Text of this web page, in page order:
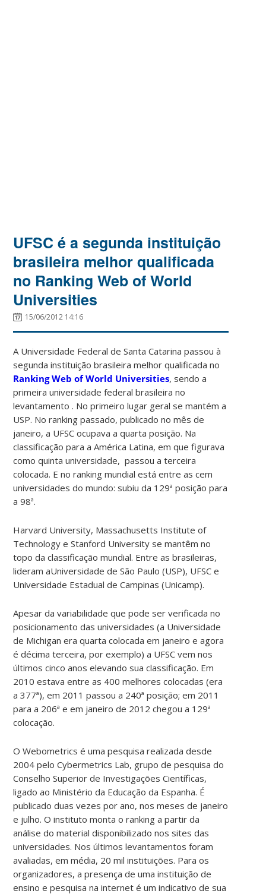
UFSC é a segunda instituição
brasileira melhor qualificada
no Ranking Web of World
Universities
15/06/2012 14:16
A Universidade Federal de Santa Catarina passou à
segunda instituição brasileira melhor qualificada no
Ranking Web of World Universities, sendo a
primeira universidade federal brasileira no
levantamento . No primeiro lugar geral se mantém a
USP. No ranking passado, publicado no mês de
janeiro, a UFSC ocupava a quarta posição. Na
classificação para a América Latina, em que figurava
como quinta universidade, passou a terceira
colocada. E no ranking mundial está entre as cem
universidades do mundo: subiu da 129ª posição para
a 98ª.
Harvard University, Massachusetts Institute of
Technology e Stanford University se mantêm no
topo da classificação mundial. Entre as brasileiras,
lideram aUniversidade de São Paulo (USP), UFSC e
Universidade Estadual de Campinas (Unicamp).
Apesar da variabilidade que pode ser verificada no
posicionamento das universidades (a Universidade
de Michigan era quarta colocada em janeiro e agora
é décima terceira, por exemplo) a UFSC vem nos
últimos cinco anos elevando sua classificação. Em
2010 estava entre as 400 melhores colocadas (era
a 377ª), em 2011 passou a 240ª posição; em 2011
para a 206ª e em janeiro de 2012 chegou a 129ª
colocação.
O Webometrics é uma pesquisa realizada desde
2004 pelo Cybermetrics Lab, grupo de pesquisa do
Conselho Superior de Investigações Científicas,
ligado ao Ministério da Educação da Espanha. É
publicado duas vezes por ano, nos meses de janeiro
e julho. O instituto monta o ranking a partir da
análise do material disponibilizado nos sites das
universidades. Nos últimos levantamentos foram
avaliadas, em média, 20 mil instituições. Para os
organizadores, a presença de uma instituição de
ensino e pesquisa na internet é um indicativo de sua